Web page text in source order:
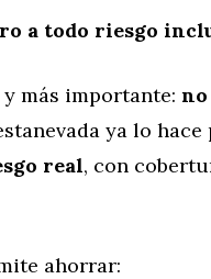
a todo riesgo
más importante:
ya lo
real, con
ahorrar: